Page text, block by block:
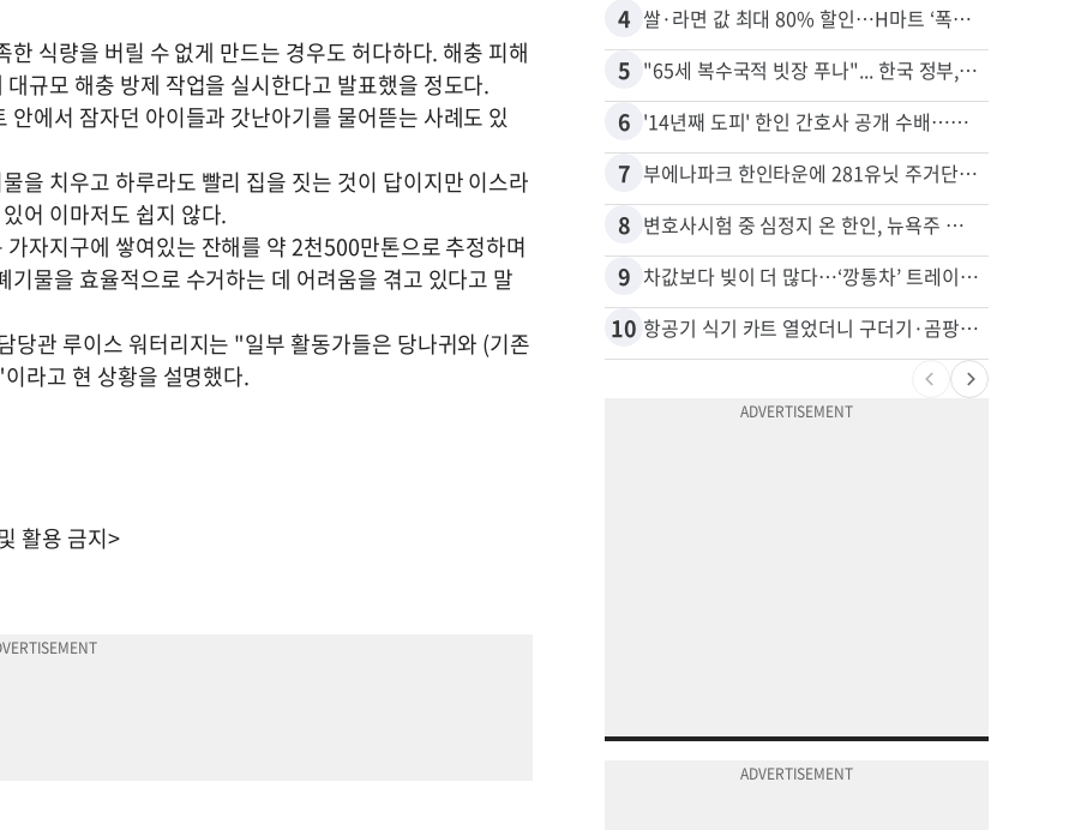
식량을 버릴 수 없게 만드는 경우도 허다하다. 해충 피해
규모 해충 방제 작업을 실시한다고 발표했을 정도다.
에서 잠자던 아이들과 갓난아기를 물어뜯는 사례도 있
을 치우고 하루라도 빨리 집을 짓는 것이 답이지만 이스라
어 이마저도 쉽지 않다.
자지구에 쌓여있는 잔해를 약 2천500만톤으로 추정하며
물을 효율적으로 수거하는 데 어려움을 겪고 있다고 말
관 루이스 워터리지는 "일부 활동가들은 당나귀와 (기존
라고 현 상황을 설명했다.
활용 금지>
4 쌀·라면 값 최대 80% 할인…H마트 ‘폭탄 세일’
5 "65세 복수국적 빗장 푸나"... 한국 정부, 연령 완화 전면 추진
6 '14년째 도피' 한인 간호사 공개 수배…메디케어 사기 유죄
7 부에나파크 한인타운에 281유닛 주거단지 들어선다
8 변호사시험 중 심정지 온 한인, 뉴욕주 제소
9 차값보다 빚이 더 많다…‘깡통차’ 트레이드인 급증
10 항공기 식기 카트 열었더니 구더기·곰팡이…LAX 기내식 업체 논란